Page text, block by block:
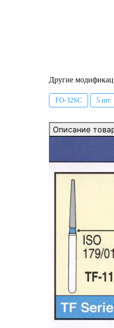
Другие
FO-32SC 5 шт.
Описание